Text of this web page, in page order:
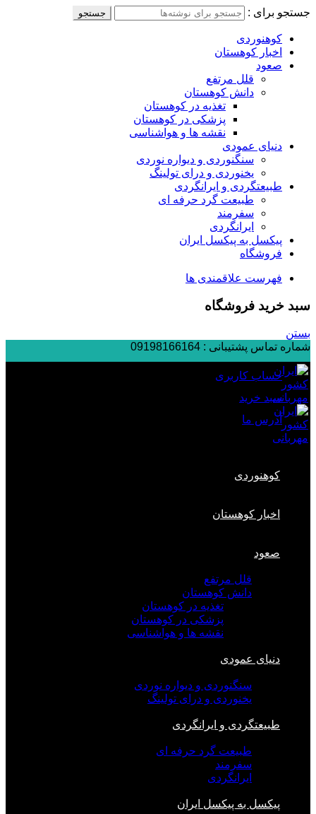
جستجو برای : جستجو
کوهنوردی
اخبار کوهستان
صعود
قلل مرتفع
دانش کوهستان
تغذیه در کوهستان
پزشکی در کوهستان
نقشه ها و هواشناسی
دنیای عمودی
سنگنوردی و دیواره نوردی
یخنوردی و درای تولینگ
طبیعتگردی و ایرانگردی
طبیعت گرد حرفه ای
سفرمند
ایرانگردی
پیکسل به پیکسل ایران
فروشگاه
فهرست علاقمندی ها
سبد خرید فروشگاه
بستن
شماره تماس پشتیبانی : 09198166164
حساب کاربری
سبد خرید
آدرس ما
کوهنوردی
اخبار کوهستان
صعود
قلل مرتفع
دانش کوهستان
تغذیه در کوهستان
پزشکی در کوهستان
نقشه ها و هواشناسی
دنیای عمودی
سنگنوردی و دیواره نوردی
یخنوردی و درای تولینگ
طبیعتگردی و ایرانگردی
طبیعت گرد حرفه ای
سفرمند
ایرانگردی
پیکسل به پیکسل ایران